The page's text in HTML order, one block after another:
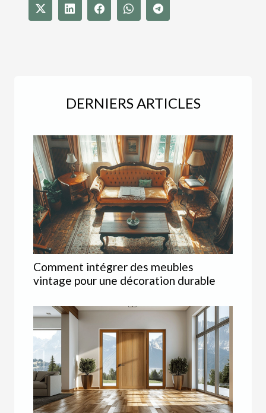
DERNIERS ARTICLES
Comment intégrer des meubles
vintage pour une décoration durable